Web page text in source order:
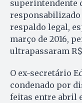
superintendente
respaldo legal,
março de 2016,
ultrapassaram
O ex-secretário
condenado por
feitas entre abril